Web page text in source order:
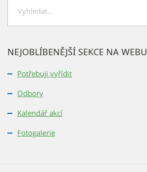
NEJOBLÍBENĚJŠÍ SEKCE NA WEBU
Potřebuji vyřídit
Odbory
Kalendář akcí
Fotogalerie
e